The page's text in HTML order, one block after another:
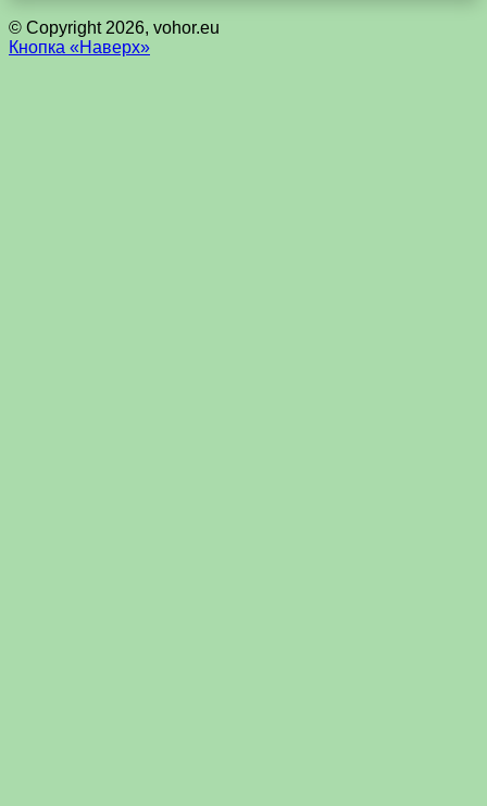
© Copyright 2026, vohor.eu
Кнопка «Наверх»